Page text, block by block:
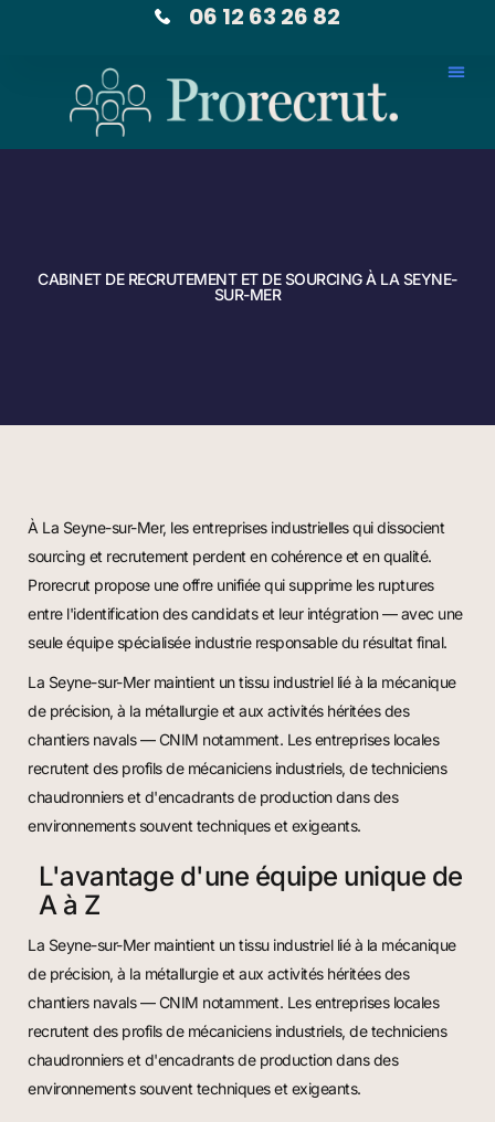
06 12 63 26 82
CABINET DE RECRUTEMENT ET DE SOURCING À LA SEYNE-
SUR-MER
À La Seyne-sur-Mer, les entreprises industrielles qui dissocient
sourcing et recrutement perdent en cohérence et en qualité.
Prorecrut propose une offre unifiée qui supprime les ruptures
entre l'identification des candidats et leur intégration — avec une
seule équipe spécialisée industrie responsable du résultat final.
La Seyne-sur-Mer maintient un tissu industriel lié à la mécanique
de précision, à la métallurgie et aux activités héritées des
chantiers navals — CNIM notamment. Les entreprises locales
recrutent des profils de mécaniciens industriels, de techniciens
chaudronniers et d'encadrants de production dans des
environnements souvent techniques et exigeants.
L'avantage d'une équipe unique de
A à Z
La Seyne-sur-Mer maintient un tissu industriel lié à la mécanique
de précision, à la métallurgie et aux activités héritées des
chantiers navals — CNIM notamment. Les entreprises locales
recrutent des profils de mécaniciens industriels, de techniciens
chaudronniers et d'encadrants de production dans des
environnements souvent techniques et exigeants.